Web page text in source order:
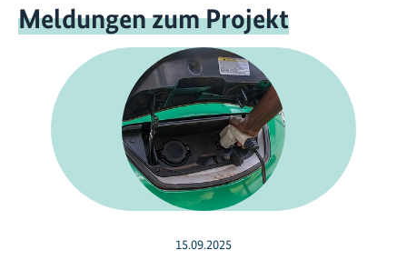
Meldungen zum Projekt
15.09.2025